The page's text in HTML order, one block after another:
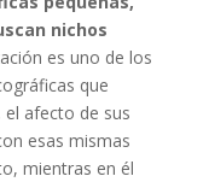
nichos
es uno de los
que
afecto de sus
esas mismas
mientras en él